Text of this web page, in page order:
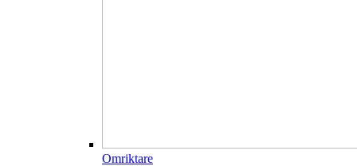
Omriktare